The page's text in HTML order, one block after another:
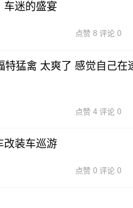
车迷的盛宴
点赞 8 评论 0
猛禽 太爽了 感觉自己在
点赞 4 评论 0
装车巡游
点赞 0 评论 0